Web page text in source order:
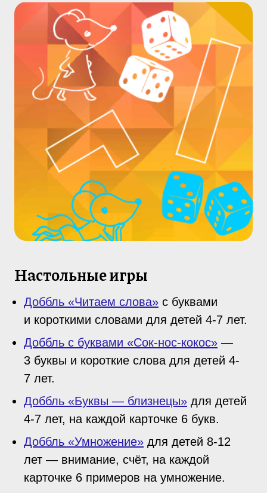
Настольные игры
Доббль «Читаем слова» с буквами
и короткими словами для детей 4-7 лет.
Доббль с буквами «Сок-нос-кокос» —
3 буквы и короткие слова для детей 4-
7 лет.
Доббль «Буквы — близнецы» для детей
4-7 лет, на каждой карточке 6 букв.
Доббль «Умножение» для детей 8-12
лет — внимание, счёт, на каждой
карточке 6 примеров на умножение.